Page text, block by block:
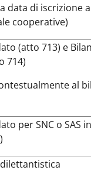
data di iscrizione
cooperative)
(atto 713) e
714)
al
per SNC o SAS